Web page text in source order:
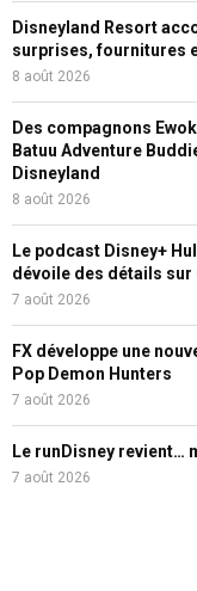
Disneyland Resort
surprises, fournitures
8 août 2026
Des compagnons
Batuu Adventure
Disneyland
8 août 2026
Le podcast Disney+
dévoile des détails sur
7 août 2026
FX développe une
Pop Demon Hunters
7 août 2026
Le runDisney revient…
7 août 2026